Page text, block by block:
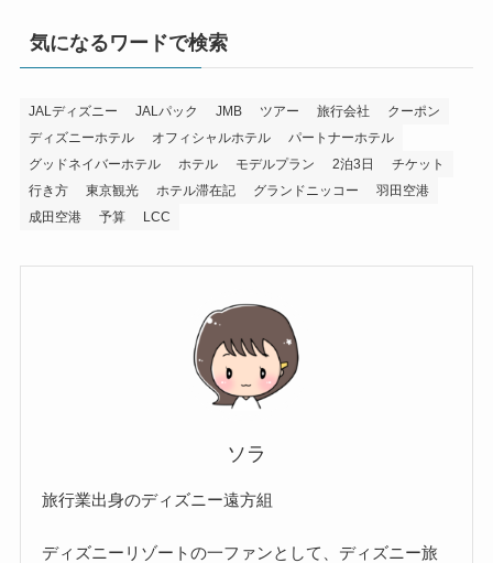
気になるワードで検索
JALディズニー JALパック JMB ツアー 旅行会社
クーポン
ディズニーホテル
オフィシャルホテル
パートナーホテル
グッドネイバーホテル
ホテル モデルプラン 2泊3日
チケット
行き方
東京観光 ホテル滞在記 グランドニッコー
羽田空港
成田空港
予算 LCC
ソラ
旅行業出身のディズニー遠方組
ディズニーリゾートの一ファンとして、ディズニー旅